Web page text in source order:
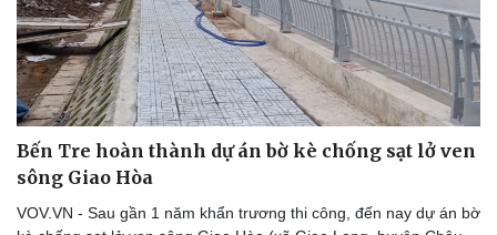
Bến Tre hoàn thành dự án bờ kè chống sạt lở ven
sông Giao Hòa
VOV.VN - Sau gần 1 năm khẩn trương thi công, đến nay dự án bờ